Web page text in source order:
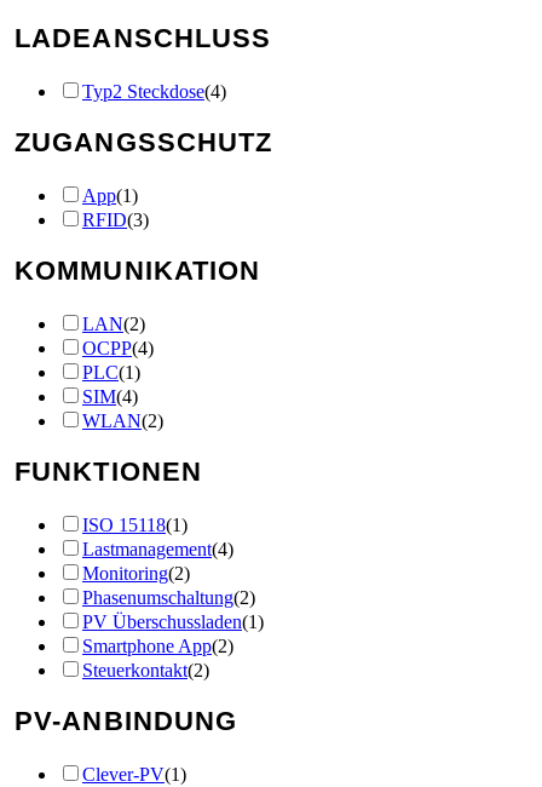
LADEANSCHLUSS
Typ2 Steckdose(4)
ZUGANGSSCHUTZ
App(1)
RFID(3)
KOMMUNIKATION
LAN(2)
OCPP(4)
PLC(1)
SIM(4)
WLAN(2)
FUNKTIONEN
ISO 15118(1)
Lastmanagement(4)
Monitoring(2)
Phasenumschaltung(2)
PV Überschussladen(1)
Smartphone App(2)
Steuerkontakt(2)
PV-ANBINDUNG
Clever-PV(1)